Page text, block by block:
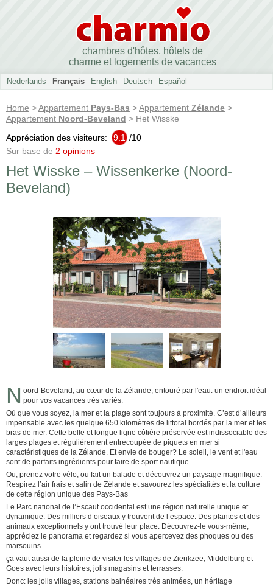
chambres d'hôtes, hôtels de
charme et logements de vacances
Nederlands Français English Deutsch Español
Home >Appartement Pays-Bas >Appartement Zélande >
Appartement Noord-Beveland > Het Wisske
Appréciation des visiteurs:
9.1 /10
Sur base de 2 opinions
Het Wisske – Wissenkerke (Noord-
Beveland)
N oord-Beveland, au cœur de la Zélande, entouré par l'eau: un endroit idéal
pour vos vacances très variés.
Où que vous soyez, la mer et la plage sont toujours à proximité. C’est d’ailleurs
impensable avec les quelque 650 kilomètres de littoral bordés par la mer et les
bras de mer. Cette belle et longue ligne côtière préservée est indissociable des
larges plages et régulièrement entrecoupée de piquets en mer si
caractéristiques de la Zélande. Et envie de bouger? Le soleil, le vent et l'eau
sont de parfaits ingrédients pour faire de sport nautique.
Ou, prenez votre vélo, ou fait un balade et découvrez un paysage magnifique.
Respirez l’air frais et salin de Zélande et savourez les spécialités et la culture
de cette région unique des Pays-Bas
Le Parc national de l’Escaut occidental est une région naturelle unique et
dynamique. Des milliers d’oiseaux y trouvent de l’espace. Des plantes et des
animaux exceptionnels y ont trouvé leur place. Découvrez-le vous-même,
appréciez le panorama et regardez si vous apercevez des phoques ou des
marsouins
ça vaut aussi de la pleine de visiter les villages de Zierikzee, Middelburg et
Goes avec leurs histoires, jolis magasins et terrasses.
Donc: les jolis villages, stations balnéaires très animées, un héritage